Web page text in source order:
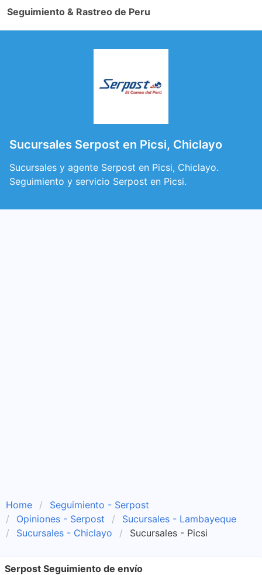
Seguimiento & Rastreo de Peru
Sucursales Serpost en Picsi, Chiclayo
Sucursales y agente Serpost en Picsi, Chiclayo.
Seguimiento y servicio Serpost en Picsi.
Home
Seguimiento - Serpost
Opiniones - Serpost
Sucursales - Lambayeque
Sucursales - Chiclayo
Sucursales - Picsi
Serpost Seguimiento de envío